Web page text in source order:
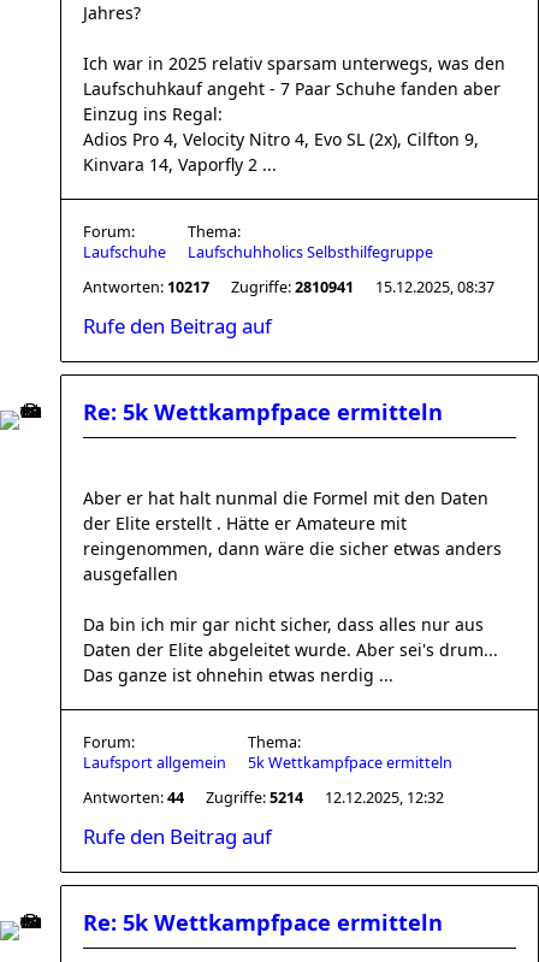
Jahres?
Ich war in 2025 relativ sparsam unterwegs, was den
Laufschuhkauf angeht - 7 Paar Schuhe fanden aber
Einzug ins Regal:
Adios Pro 4, Velocity Nitro 4, Evo SL (2x), Cilfton 9,
Kinvara 14, Vaporfly 2 ...
Forum:
Laufschuhe
Thema:
Laufschuhholics Selbsthilfegruppe
Antworten: 10217 Zugriffe:2810941 15.12.2025, 08:37
Rufe den Beitrag auf
Re: 5k Wettkampfpace ermitteln
Aber er hat halt nunmal die Formel mit den Daten
der Elite erstellt . Hätte er Amateure mit
reingenommen, dann wäre die sicher etwas anders
ausgefallen
Da bin ich mir gar nicht sicher, dass alles nur aus
Daten der Elite abgeleitet wurde. Aber sei's drum...
Das ganze ist ohnehin etwas nerdig ...
Forum:
Laufsport allgemein
Thema:
5k Wettkampfpace ermitteln
Antworten:44 Zugriffe:5214 12.12.2025, 12:32
Rufe den Beitrag auf
Re: 5k Wettkampfpace ermitteln